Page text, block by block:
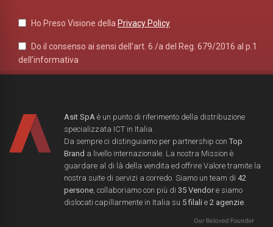
Ho Preso Visione della Privacy Policy
Do il consenso ai sensi dell’art. 6 /a del Reg. 679/2016 al p.1
dell’informativa
Asit SpA è un punto di riferimento della distribuzione
specializzata ICT in Italia.
Da sempre ci distinguiamo per partnership con Top
Brand a livello internazionale. La nostra Mission è
guardare al di là della vendita ed offrire Valore tramite la
nostra suite di servizi a corredo. Siamo un team di 42
persone , collaboriamo con più di 35 Vendore siamo
dislocati capillarmente in Italia su 5 filali e 2 agenzie